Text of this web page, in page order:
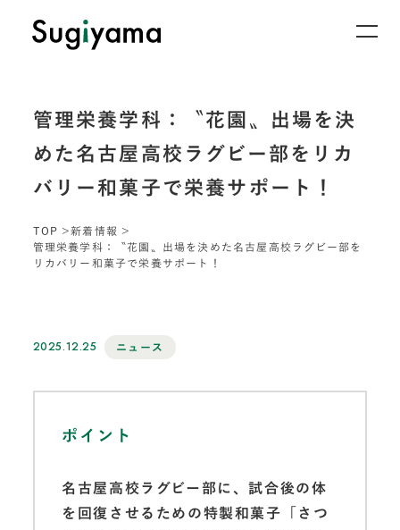
管理栄養学科：〝花園〟出場を決
めた名古屋高校ラグビー部をリカ
バリー和菓子で栄養サポート！
TOP
新着情報
管理栄養学科：〝花園〟出場を決めた名古屋高校ラグビー部を
リカバリー和菓子で栄養サポート！
2025.12.25 ニュース
ポイント
名古屋高校ラグビー部に、試合後の体
を回復させるための特製和菓子「さつ